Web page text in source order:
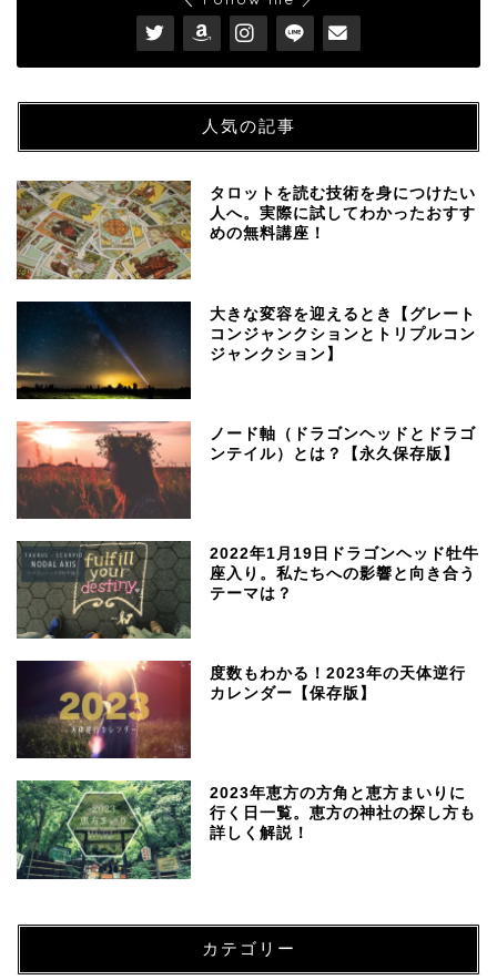
人気の記事
タロットを読む技術を身につけたい
人へ。実際に試してわかったおすす
めの無料講座！
大きな変容を迎えるとき【グレート
コンジャンクションとトリプルコン
ジャンクション】
ノード軸（ドラゴンヘッドとドラゴ
ンテイル）とは？【永久保存版】
2022年1月19日ドラゴンヘッド牡牛
座入り。私たちへの影響と向き合う
テーマは？
度数もわかる！2023年の天体逆行
カレンダー【保存版】
2023年恵方の方角と恵方まいりに
行く日一覧。恵方の神社の探し方も
詳しく解説！
カテゴリー